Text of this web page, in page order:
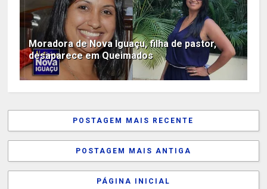
Moradora de Nova Iguaçu, filha de pastor,
desaparece em Queimados
POSTAGEM MAIS RECENTE
POSTAGEM MAIS ANTIGA
PÁGINA INICIAL